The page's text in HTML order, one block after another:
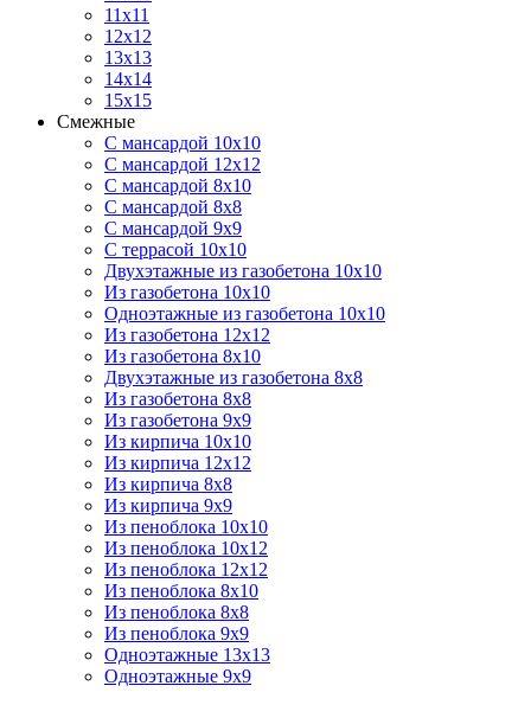
11х11
12х12
13х13
14х14
15х15
Смежные
С мансардой 10х10
С мансардой 12х12
С мансардой 8х10
С мансардой 8х8
С мансардой 9х9
С террасой 10х10
Двухэтажные из газобетона 10х10
Из газобетона 10х10
Одноэтажные из газобетона 10х10
Из газобетона 12х12
Из газобетона 8х10
Двухэтажные из газобетона 8х8
Из газобетона 8х8
Из газобетона 9х9
Из кирпича 10х10
Из кирпича 12х12
Из кирпича 8х8
Из кирпича 9х9
Из пеноблока 10х10
Из пеноблока 10х12
Из пеноблока 12х12
Из пеноблока 8х10
Из пеноблока 8х8
Из пеноблока 9х9
Одноэтажные 13х13
Одноэтажные 9х9